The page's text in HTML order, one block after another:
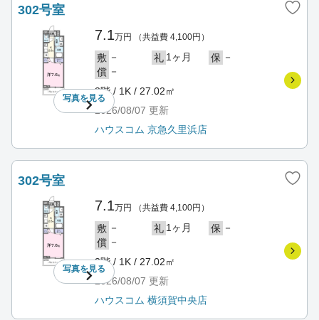
302号室
写真を見る
7.1万円 （共益費 4,100円）
敷 － 礼 1ヶ月 保 －
償 －
3階 / 1K / 27.02㎡
2026/08/07 更新
ハウスコム 京急久里浜店
302号室
写真を見る
7.1万円 （共益費 4,100円）
敷 － 礼 1ヶ月 保 －
償 －
3階 / 1K / 27.02㎡
2026/08/07 更新
ハウスコム 横須賀中央店